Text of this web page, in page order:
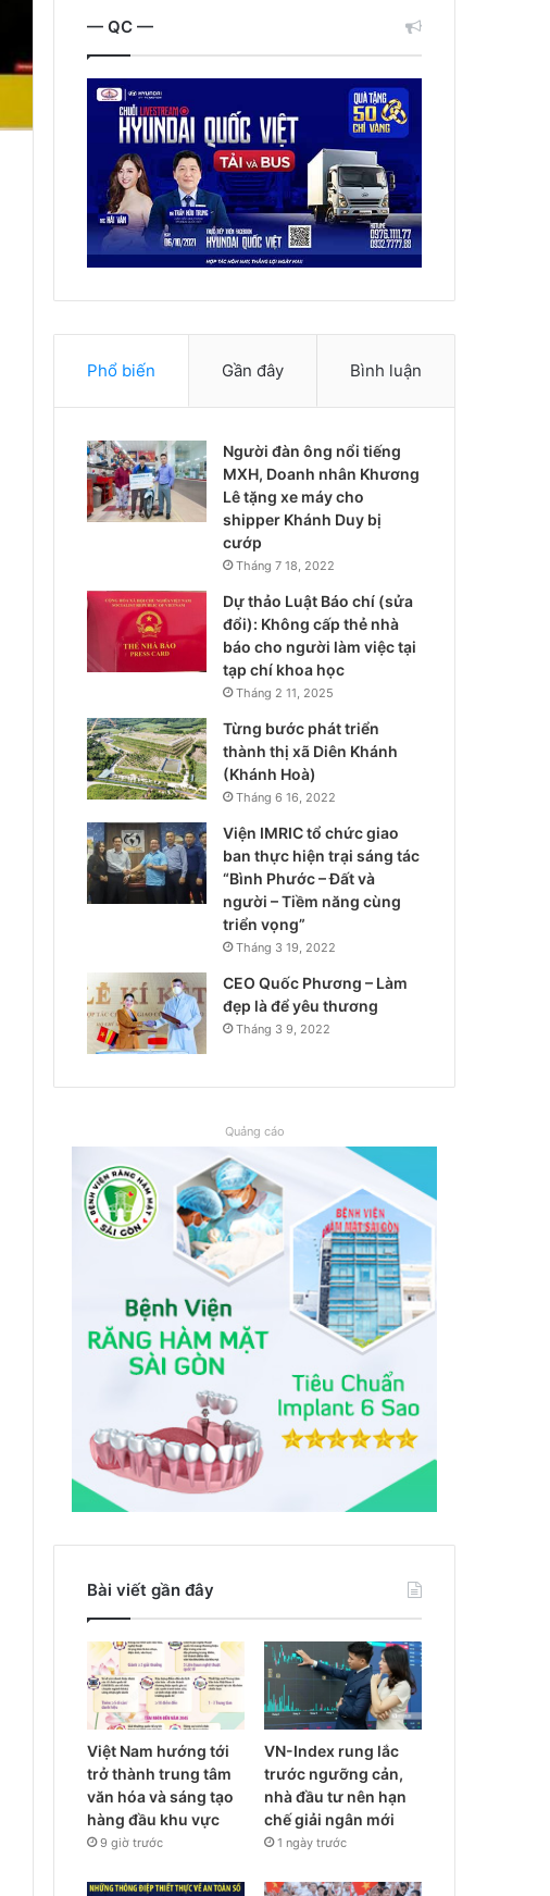
— QC —
Phổ biến Gần đây Bình luận
Người đàn ông nổi tiếng
MXH, Doanh nhân Khương
Lê tặng xe máy cho
shipper Khánh Duy bị
cướp
Tháng 7 18, 2022
Dự thảo Luật Báo chí (sửa
đổi): Không cấp thẻ nhà
báo cho người làm việc tại
tạp chí khoa học
Tháng 2 11, 2025
Từng bước phát triển
thành thị xã Diên Khánh
(Khánh Hoà)
Tháng 6 16, 2022
Viện IMRIC tổ chức giao
ban thực hiện trại sáng tác
“Bình Phước – Đất và
người – Tiềm năng cùng
triển vọng”
Tháng 3 19, 2022
CEO Quốc Phương – Làm
đẹp là để yêu thương
Tháng 3 9, 2022
Quảng cáo
Bài viết gần đây
Việt Nam hướng tới
trở thành trung tâm
văn hóa và sáng tạo
hàng đầu khu vực
9 giờ trước
VN-Index rung lắc
trước ngưỡng cản,
nhà đầu tư nên hạn
chế giải ngân mới
1 ngày trước